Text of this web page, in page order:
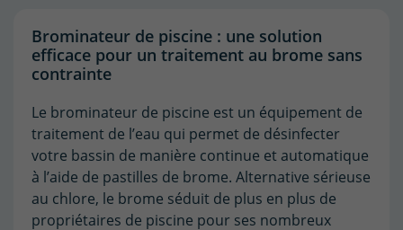
Brominateur de piscine : une solution
efficace pour un traitement au brome sans
contrainte
Le brominateur de piscine est un équipement de
traitement de l’eau qui permet de désinfecter
votre bassin de manière continue et automatique
à l’aide de pastilles de brome. Alternative sérieuse
au chlore, le brome séduit de plus en plus de
propriétaires de piscine pour ses nombreux